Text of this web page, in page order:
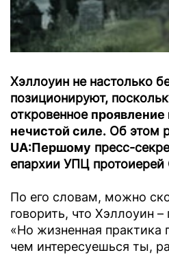
Хэллоуин не настолько
позиционируют,
откровенное проявление
нечистой силе. Об этом
UA:Першому пресс-
епархии УПЦ протоиерей
По его словам, можно
говорить, что Хэллоуин
«Но жизненная практика
чем интересуешься ты,